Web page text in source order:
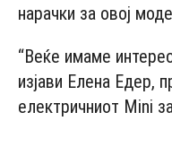
нарачки за овој
“Веќе имаме
изјави Елена Едер,
електричниот Mini